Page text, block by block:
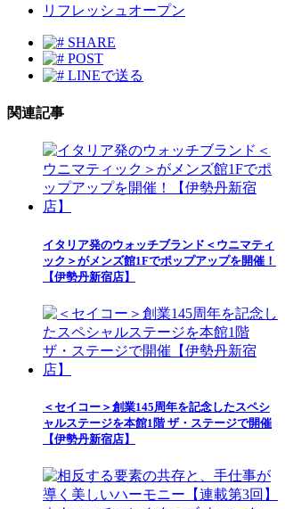
リフレッシュオープン
SHARE
POST
LINEで送る
関連記事
イタリア発のウォッチブランド＜ウニマティ
ック＞がメンズ館1Fでポップアップを開催！
【伊勢丹新宿店】
＜セイコー＞創業145周年を記念したスペシ
ャルステージを本館1階 ザ・ステージで開催
【伊勢丹新宿店】